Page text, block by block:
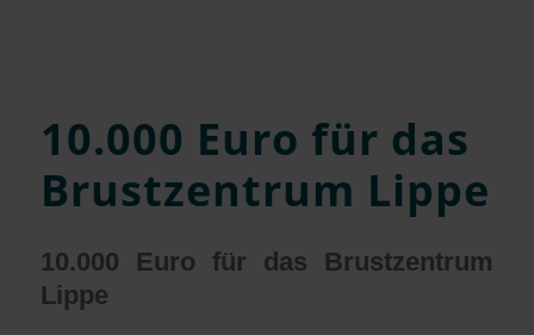
10.000 Euro für das
Brustzentrum Lippe
10.000 Euro für das Brustzentrum
Lippe